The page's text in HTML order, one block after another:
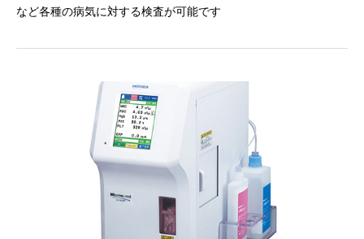
など各種の病気に対する検査が可能です